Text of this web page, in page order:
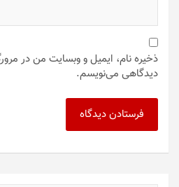
ذخیره نام، ایمیل و وبسایت من در
دیدگاهی می‌نویسم.